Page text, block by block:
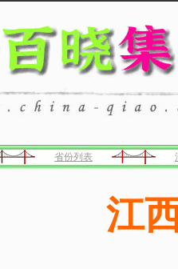
省份列表
江